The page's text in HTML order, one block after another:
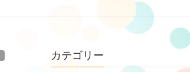
カテゴリー